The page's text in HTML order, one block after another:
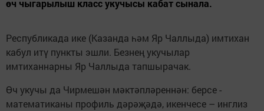
өч чыгарылыш класс укучысы кабат сынала.
Республикада ике (Казанда һәм Яр Чаллыда) имтихан
кабул итү пункты эшли. Безнең укучылар
имтиханнарны Яр Чаллыда тапшырачак.
Өч укучы да Чирмешән мәктәпләреннән: берсе -
математиканы профиль дәрәҗәдә, икенчесе – инглиз